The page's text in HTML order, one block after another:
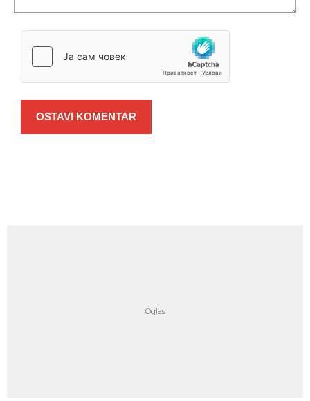
OSTAVI KOMENTAR